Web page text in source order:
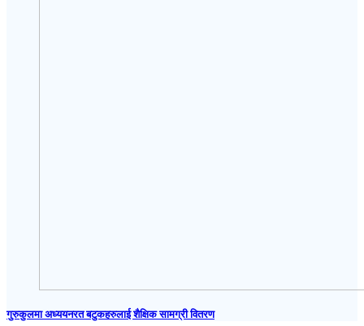
गुरुकुलमा अध्ययनरत बटुकहरुलाई शैक्षिक सामग्री वितरण